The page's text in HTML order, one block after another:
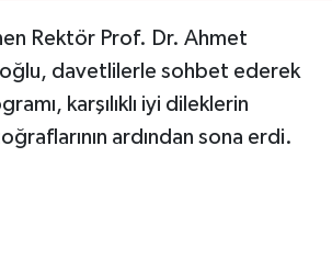
Rektör Prof. Dr. Ahmet
davetlilerle sohbet ederek
karşılıklı iyi dileklerin
ardından sona erdi.